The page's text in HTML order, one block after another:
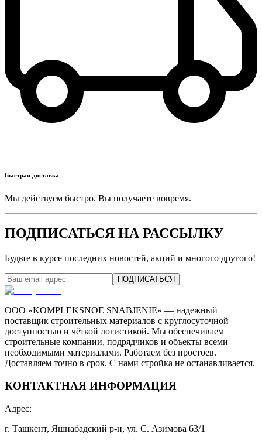
Быстрая доставка
Мы действуем быстро. Вы получаете вовремя.
ПОДПИСАТЬСЯ НА РАССЫЛКУ
Будьте в курсе последних новостей, акций и многого другого!
ПОДПИСАТЬСЯ
ООО «KOMPLEKSNOE SNABJENIE» — надежный
поставщик строительных материалов с круглосуточной
доступностью и чёткой логистикой. Мы обеспечиваем
строительные компании, подрядчиков и объекты всеми
необходимыми материалами. Работаем без простоев.
Доставляем точно в срок. С нами стройка не останавливается.
КОНТАКТНАЯ ИНФОРМАЦИЯ
Адрес:
г. Ташкент, Яшнабадский р-н, ул. С. Азимова 63/1